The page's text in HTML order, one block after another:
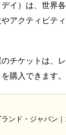
イ）は、世界
アクティビテ
チケットは、
購入できます。
ランド・ジャパン